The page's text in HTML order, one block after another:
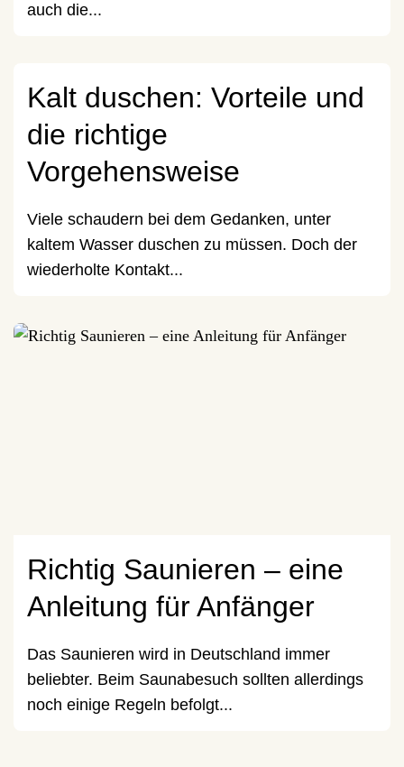
auch die...
Kalt duschen: Vorteile und
die richtige
Vorgehensweise
Viele schaudern bei dem Gedanken, unter
kaltem Wasser duschen zu müssen. Doch der
wiederholte Kontakt...
Richtig Saunieren – eine
Anleitung für Anfänger
Das Saunieren wird in Deutschland immer
beliebter. Beim Saunabesuch sollten allerdings
noch einige Regeln befolgt...